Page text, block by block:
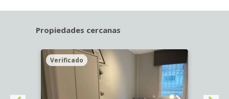
Propiedades cercanas
Verificado